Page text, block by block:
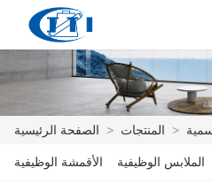
الصفحة الرئيسية
العربية česky
الصفحة الرئيسية > المنتجات >
الأقمشة الوظيفية الملابس الوظيفية